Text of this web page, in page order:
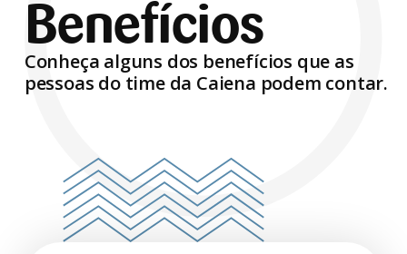
Benefícios
Conheça alguns dos benefícios que as
pessoas do time da Caiena podem contar.